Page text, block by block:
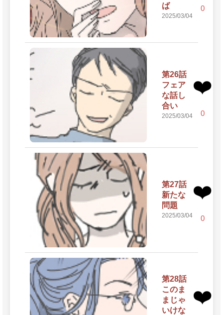
ば
2025/03/04
0
第26話
フェア
な話し
合い
2025/03/04
❤️
0
第27話
新たな
問題
2025/03/04
❤️
0
第28話
このま
まじゃ
いけな
❤️